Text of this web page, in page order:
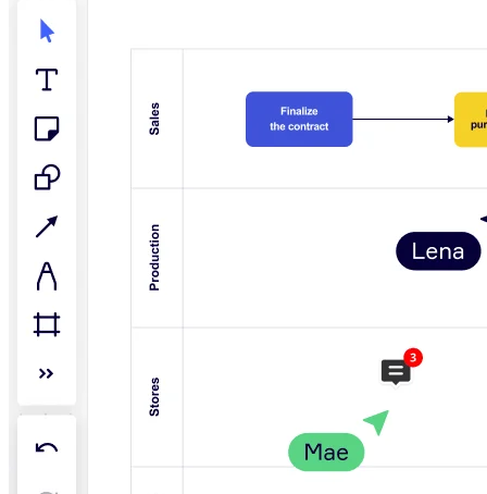
戦略的イニシアティブ別
Product OS
AI トランスフォーメーション
顧客体験とサービスのデザイン
クラウドとソフトウェアの変革
リソース
ウェビナー
Reforge Learning
コミュニティーとサポート